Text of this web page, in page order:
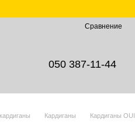
Сравнение
050 387-11-44
Кардиганы
Кардиганы OUI